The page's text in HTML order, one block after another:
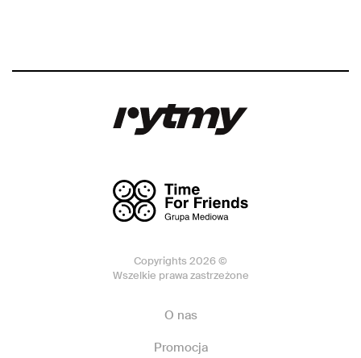
Copyrights 2026 ©
Wszelkie prawa zastrzeżone
O nas
Promocja